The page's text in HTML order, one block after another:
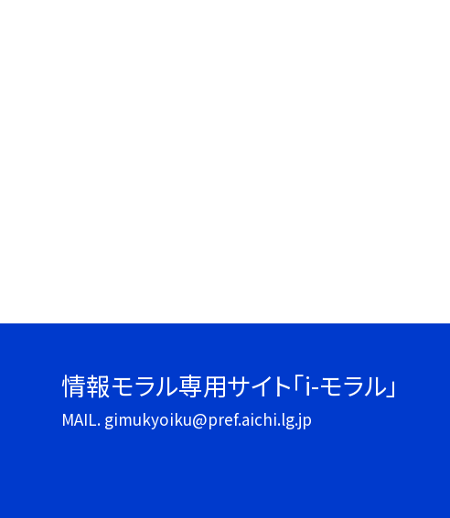
情報モラル専用サイト「i-モラル」
MAIL. gimukyoiku@pref.aichi.lg.jp